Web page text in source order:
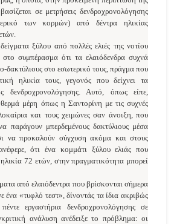
σε μετρήσεις δενδροχρονολόγησης
των κορμών) από δέντρα ηλικίας
ξύλου από πολλές ελιές της νοτίου
συμπέρασμα ότι τα ελαιόδενδρα συχνά
δακτύλιους στο εσωτερικό τους, πράγμα που
ηλικία τους, γεγονός που δείχνει τα
δενδροχρονολόγησης. Αυτό, όπως είπε,
θερμά μέρη όπως η Σαντορίνη με τις συχνές
και τους χειμώνες σαν άνοιξη, που
παράγουν μπερδεμένους δακτύλιους μέσα
να προκαλούν σύγχυση ακόμα και στους
ότι ένα κομμάτι ξύλου ελιάς που
ηλικία 72 ετών, στην πραγματικότητα μπορεί
από ελαιόδεντρα που βρίσκονται σήμερα
ένα «τυφλό τεστ», δίνοντάς τα ίδια ακριβώς
εργαστήρια δενδροχρονολόγησης σε
ανάλυση ανέδειξε το πρόβλημα: οι